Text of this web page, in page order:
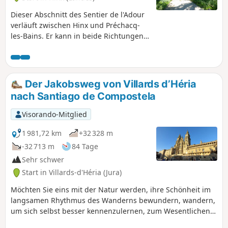
Dieser Abschnitt des Sentier de l'Adour
verläuft zwischen Hinx und Préchacq-
les-Bains. Er kann in beide Richtungen
Strecke zurückgelegt werden. In diesem
Fall müssen zwei Fahrzeuge organisiert
werden.Der Jakobsweg von Villards d’Héria
nach Santiago de Compostela
Visorando-Mitglied
1 981,72 km
+32 328 m
-32 713 m
84 Tage
Sehr schwer
Start in Villards-d'Héria (Jura)
Möchten Sie eins mit der Natur werden, ihre Schönheit im
langsamen Rhythmus des Wanderns bewundern, wandern,
um sich selbst besser kennenzulernen, zum Wesentlichen